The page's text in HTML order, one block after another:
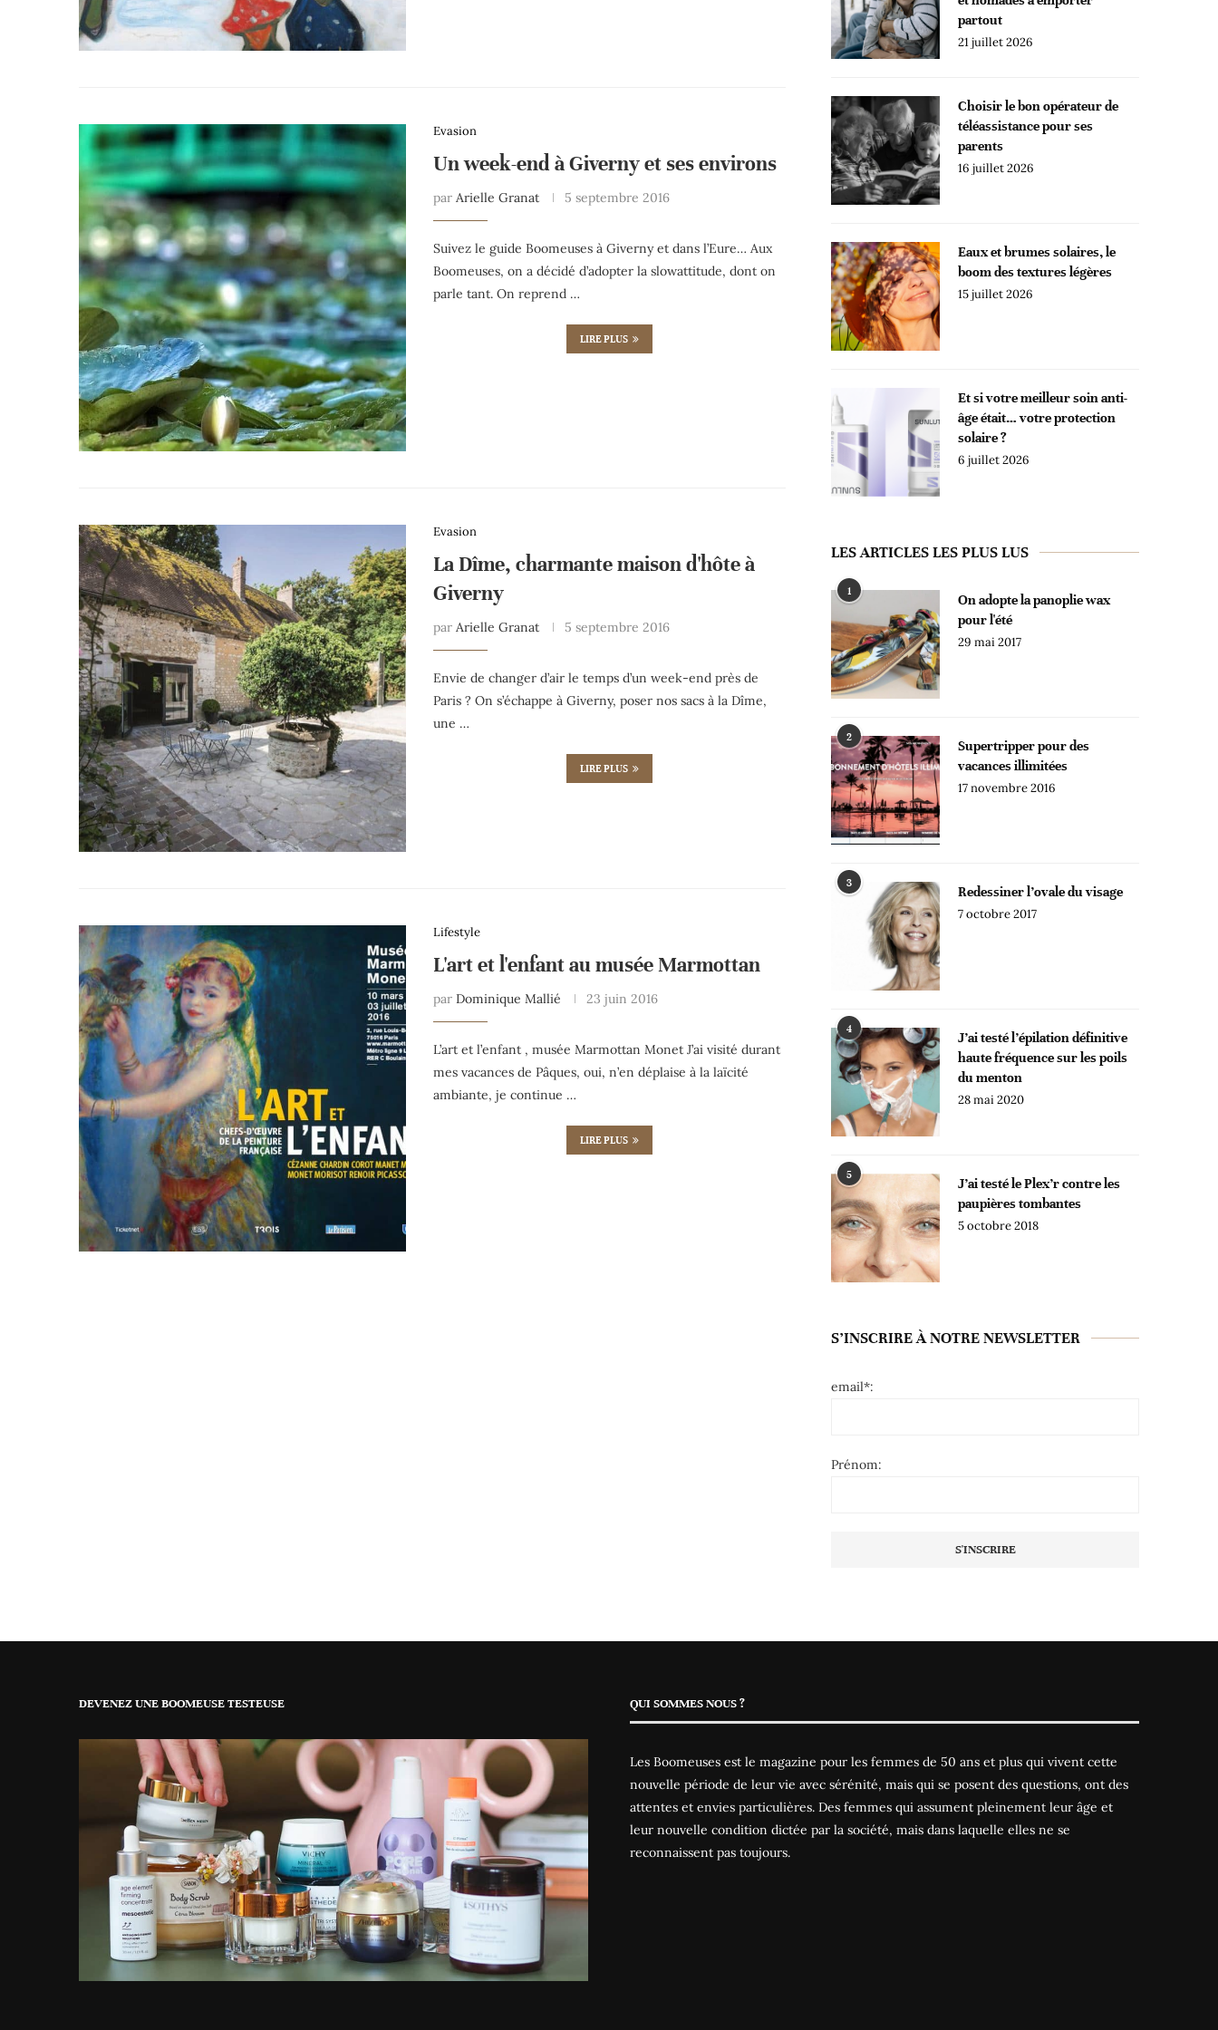
Evasion
Un week-end à Giverny et ses environs
par Arielle Granat 5 septembre 2016
Suivez le guide Boomeuses à Giverny et dans l’Eure… Aux
Boomeuses, on a décidé d’adopter la slowattitude, dont on
parle tant. On reprend …
LIRE PLUS
Evasion
La Dîme, charmante maison d'hôte à
Giverny
par Arielle Granat 5 septembre 2016
Envie de changer d’air le temps d’un week-end près de
Paris ? On s’échappe à Giverny, poser nos sacs à la Dîme,
une …
LIRE PLUS
Lifestyle
L'art et l'enfant au musée Marmottan
par Dominique Mallié 23 juin 2016
L’art et l’enfant , musée Marmottan Monet J’ai visité durant
mes vacances de Pâques, oui, n’en déplaise à la laïcité
ambiante, je continue …
LIRE PLUS
partout
21 juillet 2026
Choisir le bon opérateur de
téléassistance pour ses
parents
16 juillet 2026
Eaux et brumes solaires, le
boom des textures légères
15 juillet 2026
Et si votre meilleur soin anti-
âge était… votre protection
solaire ?
6 juillet 2026
LES ARTICLES LES PLUS LUS
1
On adopte la panoplie wax
pour l'été
29 mai 2017
2
Supertripper pour des
vacances illimitées
17 novembre 2016
3
Redessiner l’ovale du visage
7 octobre 2017
4
J’ai testé l’épilation définitive
haute fréquence sur les poils
du menton
28 mai 2020
5
J’ai testé le Plex’r contre les
paupières tombantes
5 octobre 2018
S’INSCRIRE À NOTRE NEWSLETTER
email*:
Prénom:
DEVENEZ UNE BOOMEUSE TESTEUSE QUI SOMMES NOUS ?
Les Boomeuses est le magazine pour les femmes de 50 ans et plus qui vivent cette
nouvelle période de leur vie avec sérénité, mais qui se posent des questions, ont des
attentes et envies particulières. Des femmes qui assument pleinement leur âge et
leur nouvelle condition dictée par la société, mais dans laquelle elles ne se
reconnaissent pas toujours.